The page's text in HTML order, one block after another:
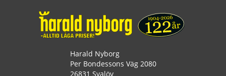
Harald Nyborg
Per Bondessons Väg 2080
26831 Svalöv